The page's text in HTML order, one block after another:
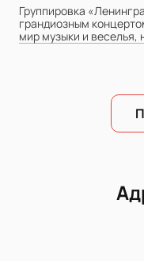
Группировка
грандиозным
мир музыки и веселья,